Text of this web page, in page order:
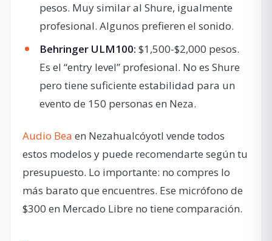
pesos. Muy similar al Shure, igualmente
profesional. Algunos prefieren el sonido.
Behringer ULM100: $1,500-$2,000 pesos.
Es el “entry level” profesional. No es Shure
pero tiene suficiente estabilidad para un
evento de 150 personas en Neza.
Audio Bea en Nezahualcóyotl vende todos
estos modelos y puede recomendarte según tu
presupuesto. Lo importante: no compres lo
más barato que encuentres. Ese micrófono de
$300 en Mercado Libre no tiene comparación.